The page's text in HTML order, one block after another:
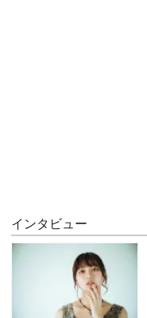
インタビュー